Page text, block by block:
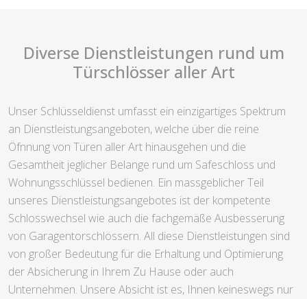
Diverse Dienstleistungen rund um
Türschlösser aller Art
Unser Schlüsseldienst umfasst ein einzigartiges Spektrum
an Dienstleistungsangeboten, welche über die reine
Öfnnung von Türen aller Art hinausgehen und die
Gesamtheit jeglicher Belange rund um Safeschloss und
Wohnungsschlüssel bedienen. Ein massgeblicher Teil
unseres Dienstleistungsangebotes ist der kompetente
Schlosswechsel wie auch die fachgemäße Ausbesserung
von Garagentorschlössern. All diese Dienstleistungen sind
von großer Bedeutung für die Erhaltung und Optimierung
der Absicherung in Ihrem Zu Hause oder auch
Unternehmen. Unsere Absicht ist es, Ihnen keineswegs nur